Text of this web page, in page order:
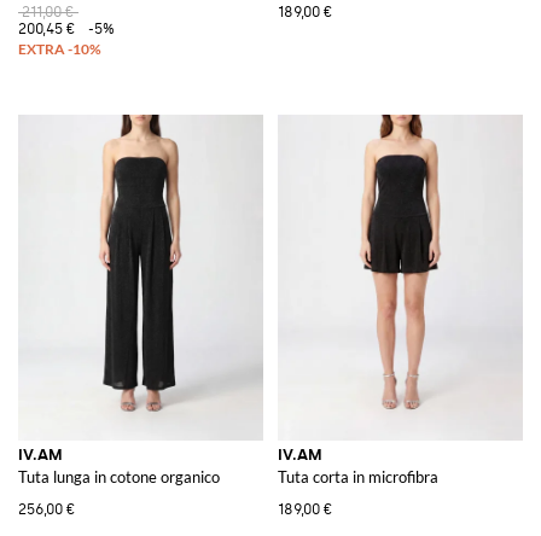
211,00 €
200,45 €
-5%
189,00 €
IV.AM
Tuta lunga in cotone organico
256,00 €
IV.AM
Tuta corta in microfibra
189,00 €